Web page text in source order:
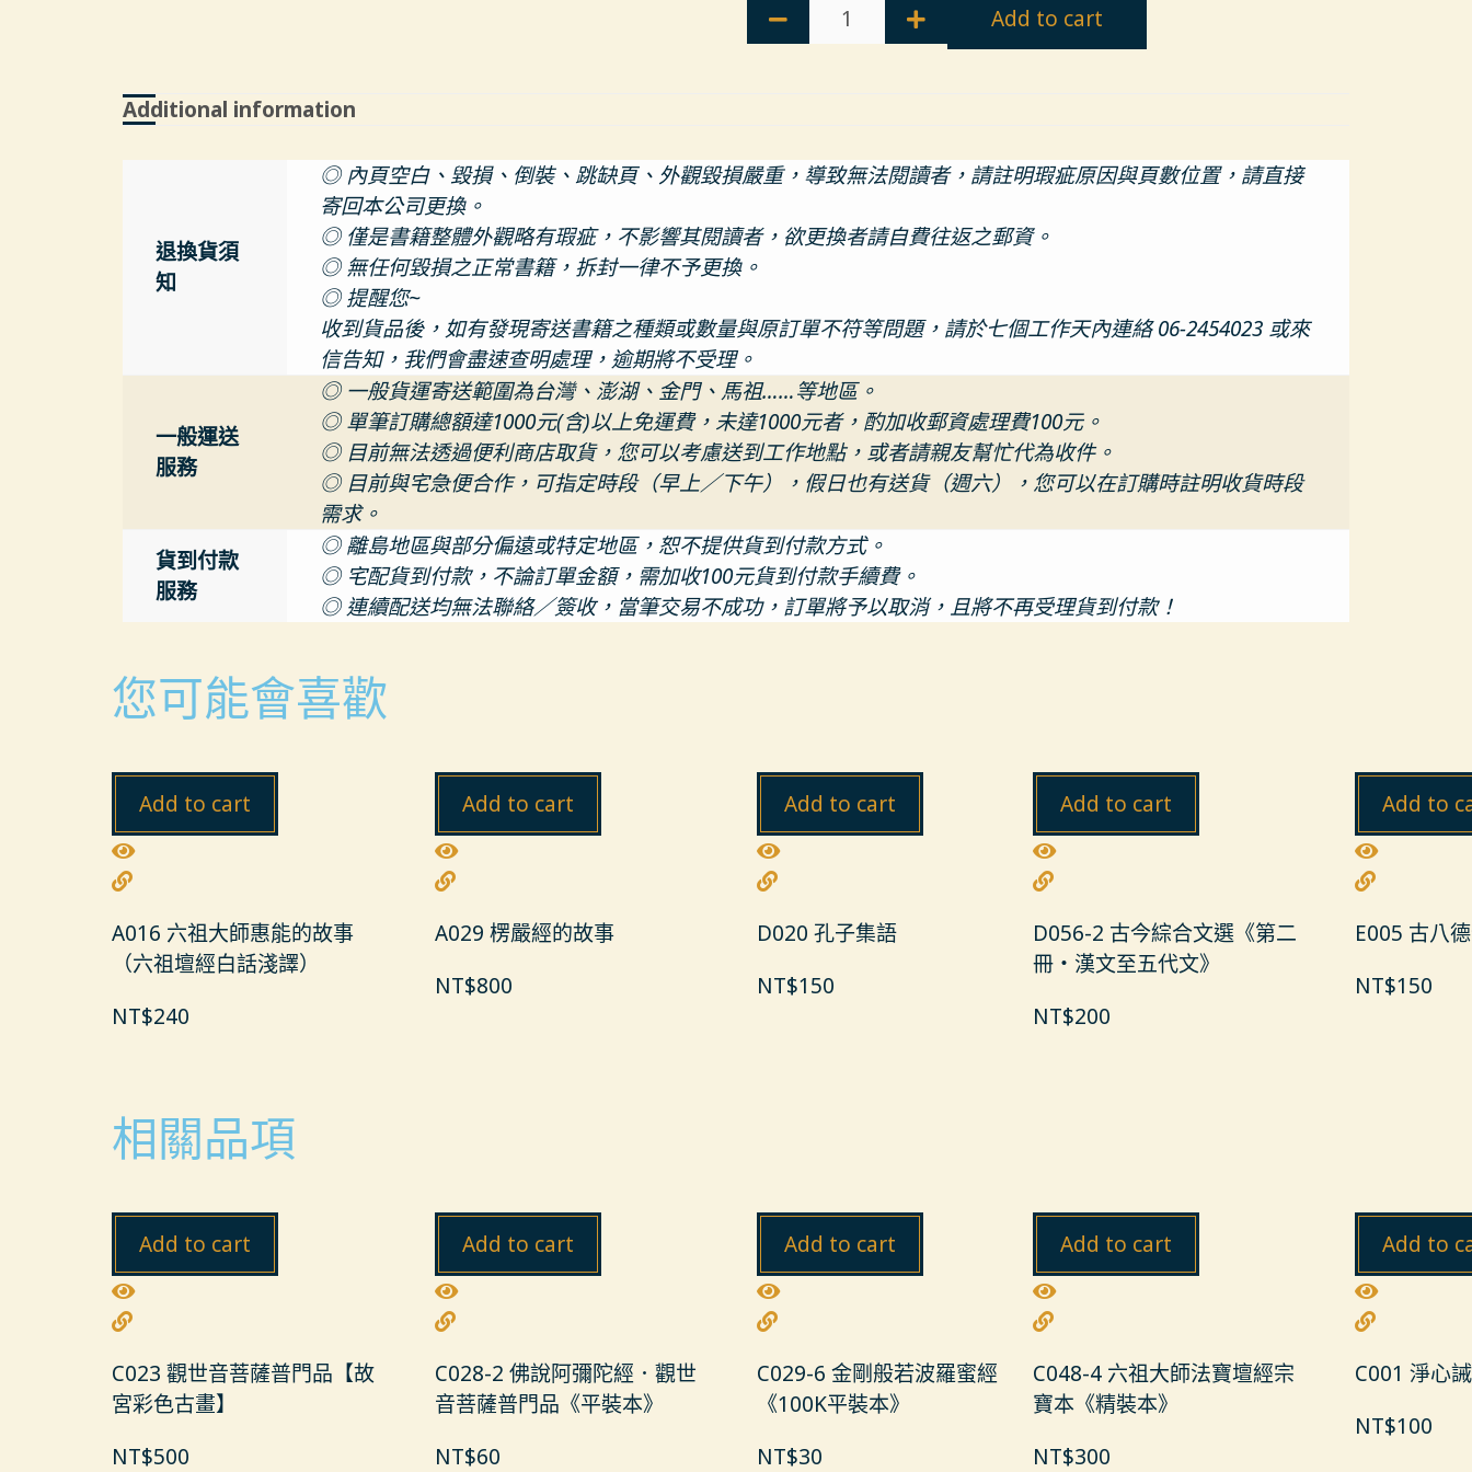
Add to cart
Additional information
退換貨須
知
◎ 內頁空白、毀損、倒裝、跳缺頁、外觀毀損嚴重，導致無法閱讀者，請註明瑕疵原因與頁數位置，請直接
寄回本公司更換。
◎ 僅是書籍整體外觀略有瑕疵，不影響其閱讀者，欲更換者請自費往返之郵資。
◎ 無任何毀損之正常書籍，拆封一律不予更換。
◎ 提醒您~
收到貨品後，如有發現寄送書籍之種類或數量與原訂單不符等問題，請於七個工作天內連絡 06-2454023 或來
信告知，我們會盡速查明處理，逾期將不受理。
一般運送
服務
◎ 一般貨運寄送範圍為台灣、澎湖、金門、馬祖……等地區。
◎ 單筆訂購總額達1000元(含)以上免運費，未達1000元者，酌加收郵資處理費100元。
◎ 目前無法透過便利商店取貨，您可以考慮送到工作地點，或者請親友幫忙代為收件。
◎ 目前與宅急便合作，可指定時段（早上／下午），假日也有送貨（週六），您可以在訂購時註明收貨時段
需求。
貨到付款
服務
◎ 離島地區與部分偏遠或特定地區，恕不提供貨到付款方式。
◎ 宅配貨到付款，不論訂單金額，需加收100元貨到付款手續費。
◎ 連續配送均無法聯絡／簽收，當筆交易不成功，訂單將予以取消，且將不再受理貨到付款！
您可能會喜歡
Add to cart
A016 六祖大師惠能的故事
（六祖壇經白話淺譯）
NT$240
Add to cart
A029 楞嚴經的故事
NT$800
Add to cart
D020 孔子集語
NT$150
Add to cart
D056-2 古今綜合文選《第二
冊‧漢文至五代文》
NT$200
Add to
E005 古八
NT$150
相關品項
Add to cart
C023 觀世音菩薩普門品【故
宮彩色古畫】
NT$500
Add to cart
C028-2 佛說阿彌陀經．觀世
音菩薩普門品《平裝本》
NT$60
Add to cart
C029-6 金剛般若波羅蜜經
《100K平裝本》
NT$30
Add to cart
C048-4 六祖大師法寶壇經宗
寶本《精裝本》
NT$300
Add to
C001 淨心
NT$100